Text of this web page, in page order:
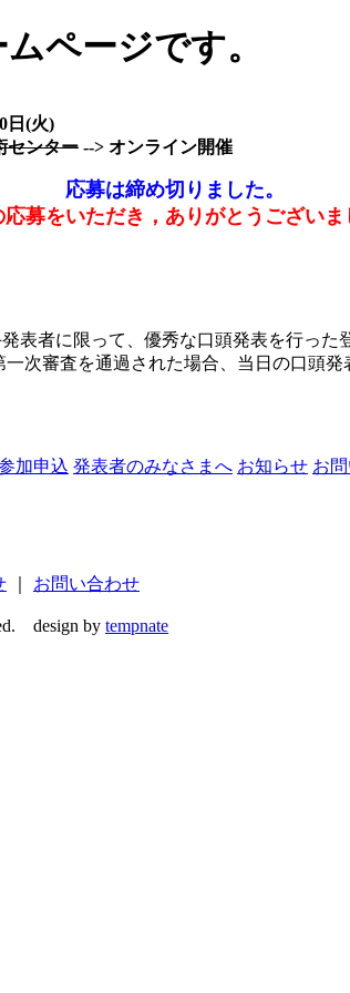
ページです。
日(火)
センター --> オンライン開催
応募は締め切りました。
応募をいただき，ありがとうございま
表者に限って、優秀な口頭発表を行っ
次審査を通過された場合、当日の口頭発
加申込 発表者のみなさまへ お知らせ お
お問い合わせ
design by tempnate